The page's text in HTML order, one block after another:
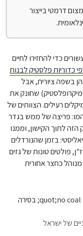
דרמטי בייצור
עשורים כדי להחזירו לחיים
כדוריות פלסטיק לבנות
בשפה ציורית, אבל
שחונק את
רעילים. הצוותים של
פריצה של ממש בגדר
לתוך הקישון, וממנו
בזמן שהנורדלים
פולטים טונות של גזים
כחצר אחורית
של ישראל